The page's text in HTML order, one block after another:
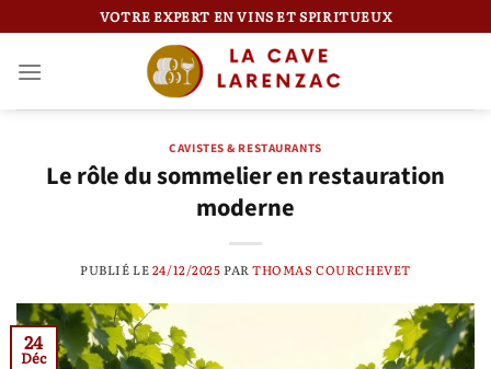
au
contenu
VOTRE EXPERT EN VINS ET SPIRITUEUX
CAVISTES & RESTAURANTS
Le rôle du sommelier en restauration
moderne
PUBLIÉ LE24/12/2025PARTHOMAS COURCHEVET
24
Déc